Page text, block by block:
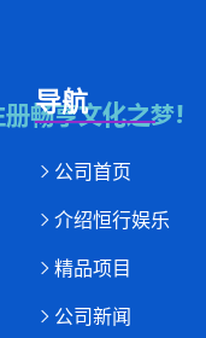
导航
公司首页
介绍恒行娱乐
精品项目
公司新闻